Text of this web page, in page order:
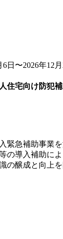
日〜2026年12月
住宅向け防犯補
緊急補助事業
の導入補助に
の醸成と向上